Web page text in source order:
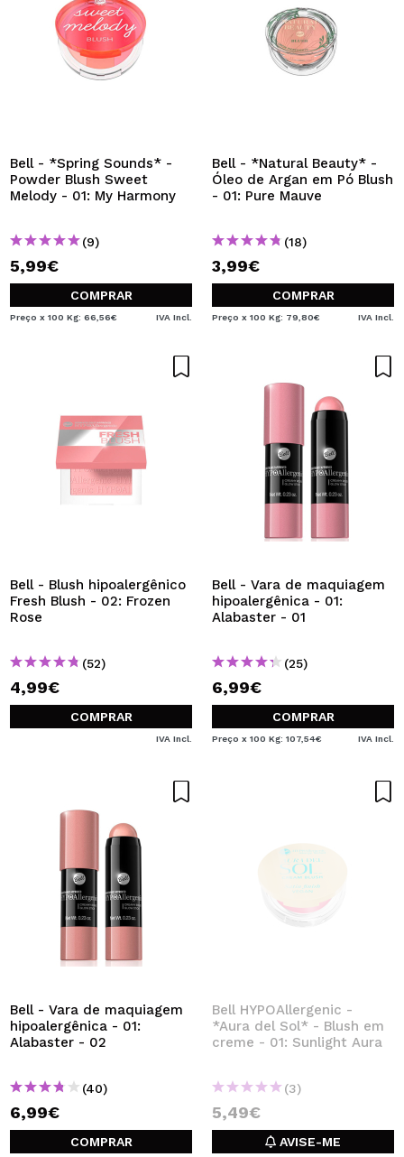
Bell - *Spring Sounds* -
Powder Blush Sweet
Melody - 01: My Harmony
(9)
5,99€
COMPRAR
Preço x 100 Kg: 66,56€ IVA Incl.
Bell - *Natural Beauty* -
Óleo de Argan em Pó Blush
- 01: Pure Mauve
(18)
3,99€
COMPRAR
Preço x 100 Kg: 79,80€ IVA Incl.
Bell - Blush hipoalergênico
Fresh Blush - 02: Frozen
Rose
(52)
4,99€
COMPRAR
IVA Incl.
Bell - Vara de maquiagem
hipoalergênica - 01:
Alabaster - 01
(25)
6,99€
COMPRAR
Preço x 100 Kg: 107,54€ IVA Incl.
Bell - Vara de maquiagem
hipoalergênica - 01:
Alabaster - 02
(40)
6,99€
COMPRAR
Bell HYPOAllergenic -
*Aura del Sol* - Blush em
creme - 01: Sunlight Aura
(3)
5,49€
AVISE-ME